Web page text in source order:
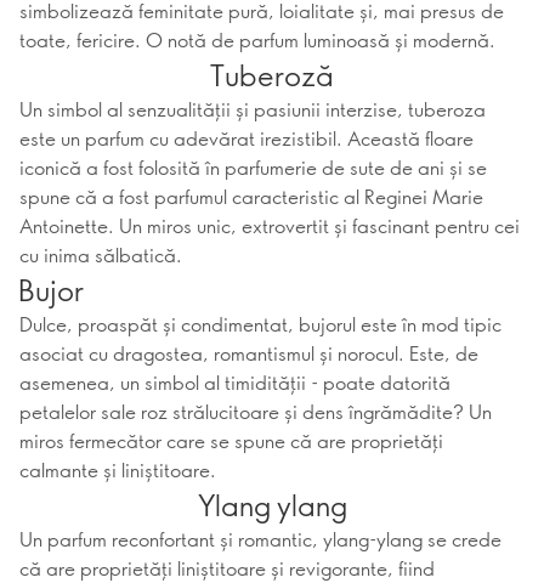
simbolizează feminitate pură, loialitate și, mai presus de
toate, fericire. O notă de parfum luminoasă și modernă.
Tuberoză
Un simbol al senzualității și pasiunii interzise, tuberoza
este un parfum cu adevărat irezistibil. Această floare
iconică a fost folosită în parfumerie de sute de ani și se
spune că a fost parfumul caracteristic al Reginei Marie
Antoinette. Un miros unic, extrovertit și fascinant pentru cei
cu inima sălbatică.
Bujor
Dulce, proaspăt și condimentat, bujorul este în mod tipic
asociat cu dragostea, romantismul și norocul. Este, de
asemenea, un simbol al timidității - poate datorită
petalelor sale roz strălucitoare și dens îngrămădite? Un
miros fermecător care se spune că are proprietăți
calmante și liniștitoare.
Ylang ylang
Un parfum reconfortant și romantic, ylang-ylang se crede
că are proprietăți liniștitoare și revigorante, fiind